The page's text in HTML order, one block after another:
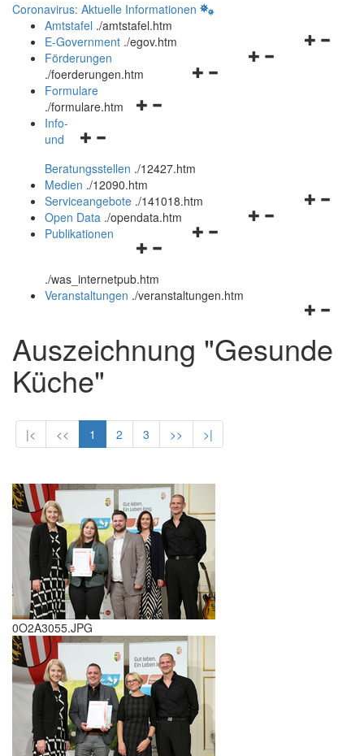
Coronavirus: Aktuelle Informationen
Amtstafel ./amtstafel.htm
Navigationsmenü
E-Government ./egov.htm
Navigationsmenü
Förderungen
./foerderungen.htm
Navigationsmenü
Formulare
./formulare.htm
Navigationsmenü
und
schließen
Info-
und
Beratungsstellen ./12427.htm
Medien ./12090.htm
Navigationsmenü
Serviceangebote ./141018.htm
Navigationsmenü
Open Data ./opendata.htm
Navigationsmenü
und
schließen
Publikationen
./was_internetpub.htm
und
schließen
Veranstaltungen ./veranstaltungen.htm
Auszeichnung "Gesunde
Küche"
|< << 1 2 3 >> >|
0O2A3055.JPG